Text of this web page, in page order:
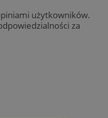
użytkowników.
za